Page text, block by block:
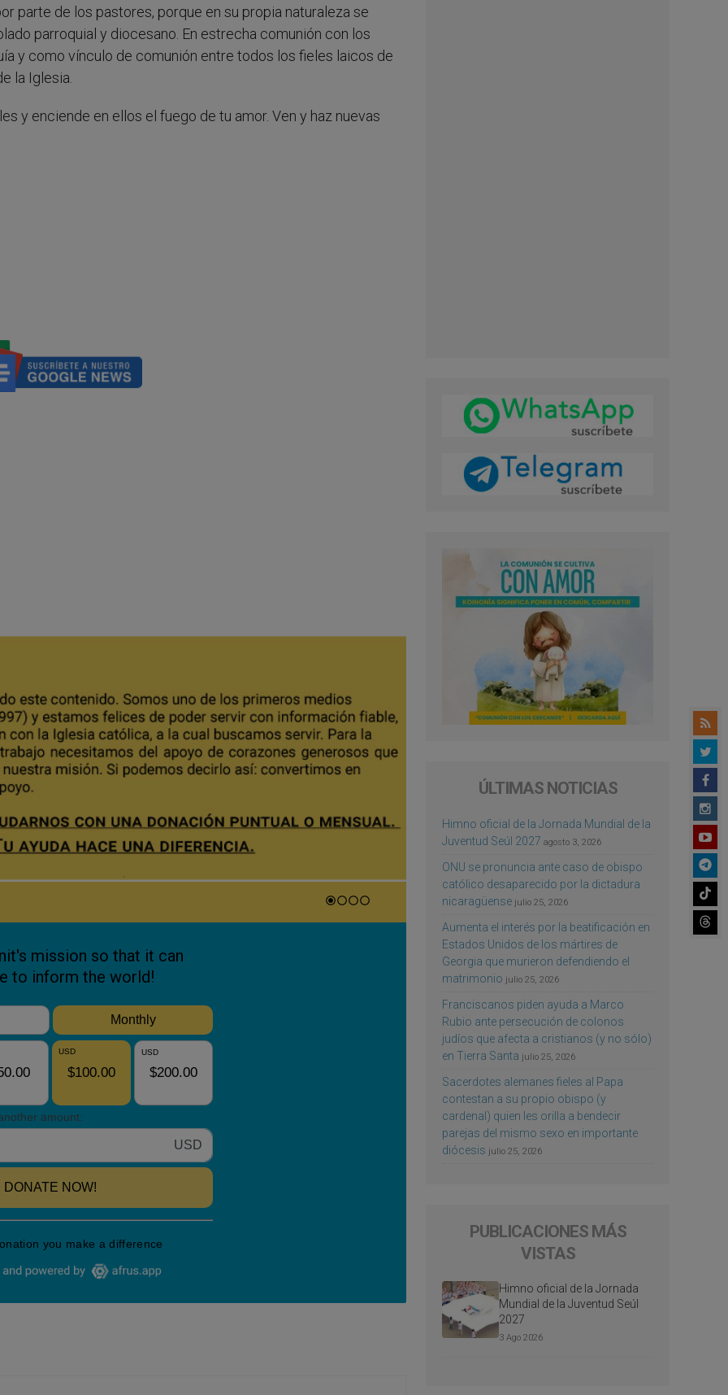
parte de los pastores, porque en su propia naturaleza se
parroquial y diocesano. En estrecha comunión con los
y como vínculo de comunión entre todos los fieles laicos de
la Iglesia.
y enciende en ellos el fuego de tu amor. Ven y haz nuevas
ÚLTIMAS NOTICIAS
Himno oficial de la Jornada Mundial de la
Juventud Seúl 2027 agosto 3, 2026
ONU se pronuncia ante caso de obispo
católico desaparecido por la dictadura
nicaragüense julio 25, 2026
Aumenta el interés por la beatificación en
Estados Unidos de los mártires de
Georgia que murieron defendiendo el
matrimonio julio 25, 2026
Franciscanos piden ayuda a Marco
Rubio ante persecución de colonos
judíos que afecta a cristianos (y no sólo)
en Tierra Santa julio 25, 2026
Sacerdotes alemanes fieles al Papa
contestan a su propio obispo (y
cardenal) quien les orilla a bendecir
parejas del mismo sexo en importante
diócesis julio 25, 2026
PUBLICACIONES MÁS
VISTAS
Himno oficial de la Jornada
Mundial de la Juventud Seúl
2027
3 Ago 2026